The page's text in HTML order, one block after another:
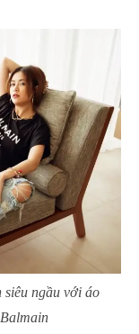
siêu ngầu với áo